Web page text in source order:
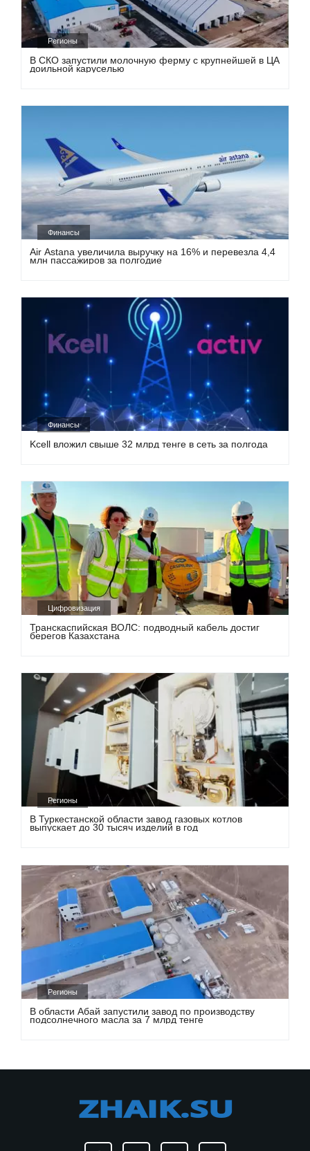
Регионы
В СКО запустили молочную ферму с крупнейшей в ЦА
доильной каруселью
Финансы
Air Astana увеличила выручку на 16% и перевезла 4,4
млн пассажиров за полгодие
Финансы
Kcell вложил свыше 32 млрд тенге в сеть за полгода
Цифровизация
Транскаспийская ВОЛС: подводный кабель достиг
берегов Казахстана
Регионы
В Туркестанской области завод газовых котлов
выпускает до 30 тысяч изделий в год
Регионы
В области Абай запустили завод по производству
подсолнечного масла за 7 млрд тенге